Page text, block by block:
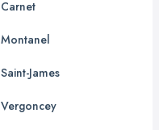
Carnet
Montanel
Saint-James
Vergoncey